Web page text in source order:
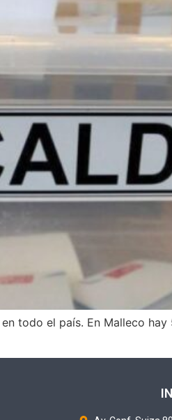
todo el país. En Malleco